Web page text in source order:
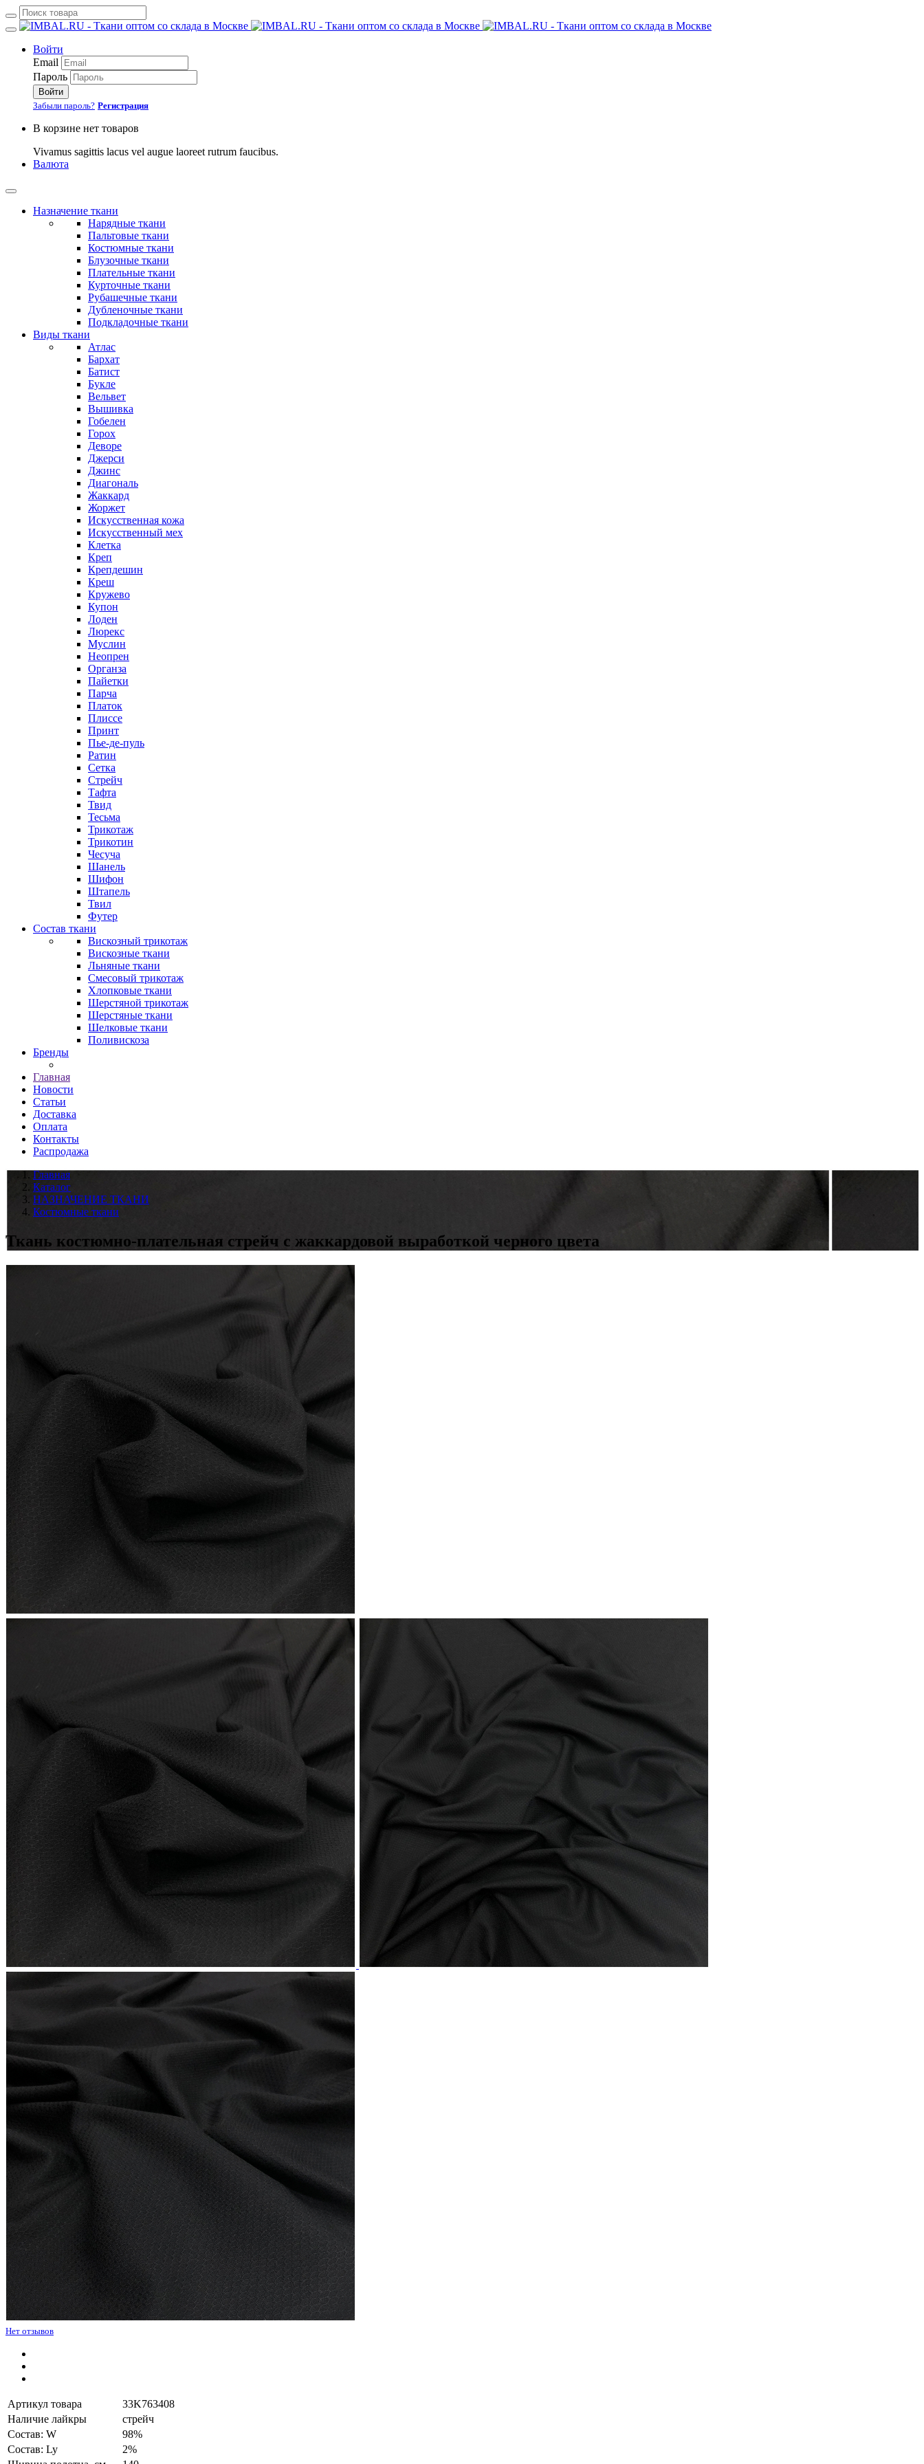
Войти
Email
Пароль
Войти
Забыли пароль? Регистрация
В корзине нет товаров
Vivamus sagittis lacus vel augue laoreet rutrum faucibus.
Валюта
Назначение ткани
Нарядные ткани
Пальтовые ткани
Костюмные ткани
Блузочные ткани
Плательные ткани
Курточные ткани
Рубашечные ткани
Дубленочные ткани
Подкладочные ткани
Виды ткани
Атлас
Бархат
Батист
Букле
Вельвет
Вышивка
Гобелен
Горох
Деворе
Джерси
Джинс
Диагональ
Жаккард
Жоржет
Искусственная кожа
Искусственный мех
Клетка
Креп
Крепдешин
Креш
Кружево
Купон
Лоден
Люрекс
Муслин
Неопрен
Органза
Пайетки
Парча
Платок
Плиссе
Принт
Пье-де-пуль
Ратин
Сетка
Стрейч
Тафта
Твид
Тесьма
Трикотаж
Трикотин
Чесуча
Шанель
Шифон
Штапель
Твил
Футер
Состав ткани
Вискозный трикотаж
Вискозные ткани
Льняные ткани
Смесовый трикотаж
Хлопковые ткани
Шерстяной трикотаж
Шерстяные ткани
Шелковые ткани
Поливискоза
Бренды
Главная
Новости
Статьи
Доставка
Оплата
Контакты
Распродажа
Главная
Каталог
НАЗНАЧЕНИЕ ТКАНИ
Костюмные ткани
Ткань костюмно-плательная стрейч с жаккардовой выработкой черного цвета
Нет отзывов
Артикул товара
33K763408
Наличие лайкры
стрейч
Состав: W
98%
Состав: Ly
2%